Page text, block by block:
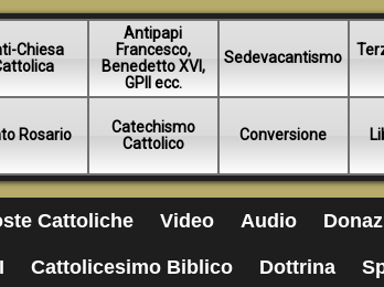
Chiesa
Antipapi
Francesco,
Benedetto XVI,
GPII ecc.
Sedevacantismo
Rosario
Catechismo
Cattolico
Conversione
Cattoliche Video Audio
Cattolicesimo Biblico Dottrina